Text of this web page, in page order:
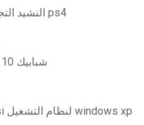
النشيد التجريبي لكبار الشخصيات كيفية تنزيل ps4
شبابيك 10 الرئيسية أكتوبر 2018 تحديث تنزيل